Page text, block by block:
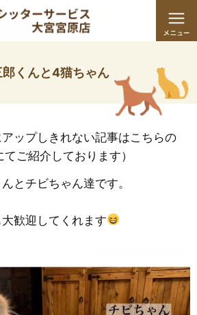
郎くんと4猫ちゃん
ップしきれない記事はこちらの
てご紹介しております）
とチビちゃん達です。
歓迎してくれます